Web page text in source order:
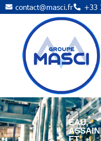
contact@masci.fr +33
EAU,